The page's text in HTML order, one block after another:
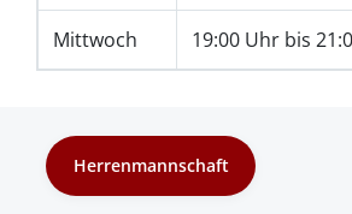
Mittwoch 19:00 Uhr bis
Herrenmannschaft